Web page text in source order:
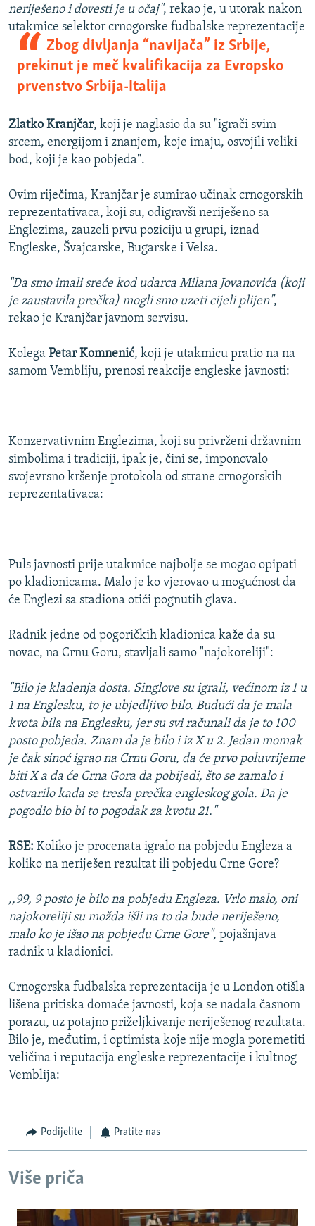
neriješeno i dovesti je u očaj", rekao je, u utorak nakon
utakmice
Zbog divljanja “navijača” iz Srbije,
prekinut je meč kvalifikacija za Evropsko
prvenstvo Srbija-Italija
selektor crnogorske fudbalske reprezentacije
Zlatko Kranjčar, koji je naglasio da su "igrači svim
srcem, energijom i znanjem, koje imaju, osvojili veliki
bod, koji je kao pobjeda".
Ovim riječima, Kranjčar je sumirao učinak crnogorskih
reprezentativaca, koji su, odigravši neriješeno sa
Englezima, zauzeli prvu poziciju u grupi, iznad
Engleske, Švajcarske, Bugarske i Velsa.
"Da smo imali sreće kod udarca Milana Jovanovića (koji
je zaustavila prečka) mogli smo uzeti cijeli plijen",
rekao je Kranjčar javnom servisu.
Kolega Petar Komnenić, koji je utakmicu pratio na na
samom Vembliju, prenosi reakcije engleske javnosti:
Konzervativnim Englezima, koji su privrženi državnim
simbolima i tradiciji, ipak je, čini se, imponovalo
svojevrsno kršenje protokola od strane crnogorskih
reprezentativaca:
Puls javnosti prije utakmice najbolje se mogao opipati
po kladionicama. Malo je ko vjerovao u mogućnost da
će Englezi sa stadiona otići pognutih glava.
Radnik jedne od pogoričkih kladionica kaže da su
novac, na Crnu Goru, stavljali samo "najokoreliji":
"Bilo je klađenja dosta. Singlove su igrali, većinom iz 1 u
1 na Englesku, to je ubjedljivo bilo. Budući da je mala
kvota bila na Englesku, jer su svi računali da je to 100
posto pobjeda. Znam da je bilo i iz X u 2. Jedan momak
je čak sinoć igrao na Crnu Goru, da će prvo poluvrijeme
biti X a da će Crna Gora da pobijedi, što se zamalo i
ostvarilo kada se tresla prečka engleskog gola. Da je
pogodio bio bi to pogodak za kvotu 21."
RSE: Koliko je procenata igralo na pobjedu Engleza a
koliko na neriješen rezultat ili pobjedu Crne Gore?
,,99, 9 posto je bilo na pobjedu Engleza. Vrlo malo, oni
najokoreliji su možda išli na to da bude neriješeno,
malo ko je išao na pobjedu Crne Gore", pojašnjava
radnik u kladionici.
Crnogorska fudbalska reprezentacija je u London otišla
lišena pritiska domaće javnosti, koja se nadala časnom
porazu, uz potajno priželjkivanje neriješenog rezultata.
Bilo je, međutim, i optimista koje nije mogla poremetiti
veličina i reputacija engleske reprezentacije i kultnog
Vemblija:
Podijelite Pratite nas
Više priča